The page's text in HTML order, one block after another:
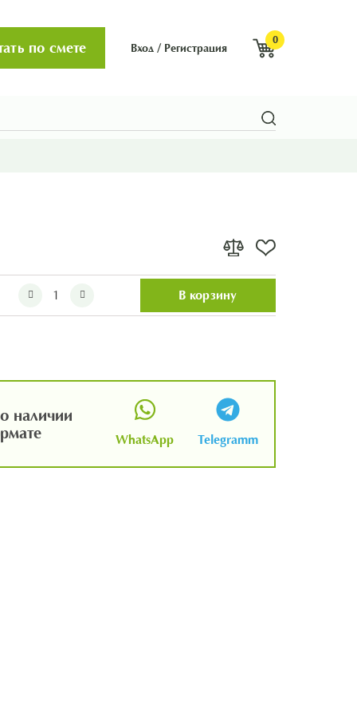
по смете Вход / Регистрация
0
В корзину
наличии
WhatsApp Telegramm